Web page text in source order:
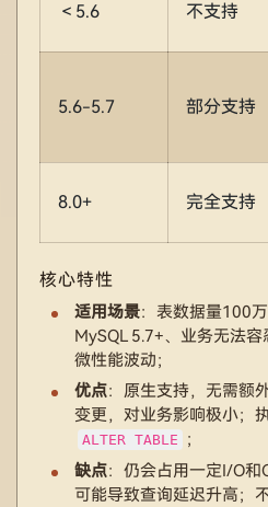
＜5.6 不支持
5.6-5.7 部分支持
8.0+ 完全支持
核心特性
适用场景：表数据量100
MySQL 5.7+、业务无法
微性能波动；
优点：原生支持，无需额
变更，对业务影响极小；
ALTER TABLE
；
缺点：仍会占用一定I/O和
可能导致查询延迟升高；